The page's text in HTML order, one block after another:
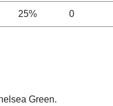
25% 0
Green.